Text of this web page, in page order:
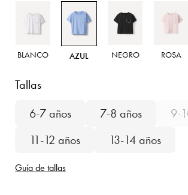
BLANCO AZUL NEGRO ROSA
Tallas
6-7 años
7-8 años
9-
11-12 años
13-14 años
Guía de tallas